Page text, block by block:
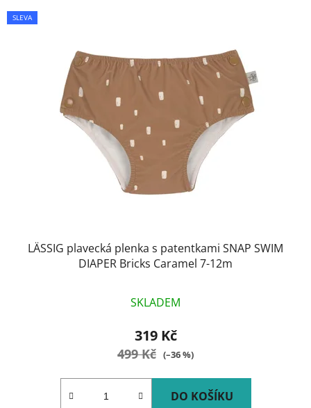
p
V
ý
SLEVA
LÄSSIG plavecká plenka s patentkami SNAP SWIM
DIAPER Bricks Caramel 7-12m
SKLADEM
319 Kč
499 Kč (–36 %)
DO KOŠÍKU